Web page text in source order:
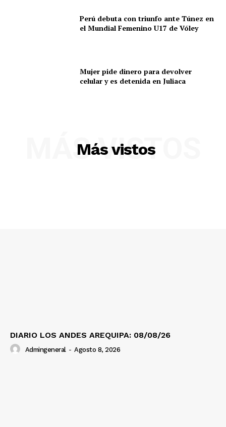
Perú debuta con triunfo ante Túnez en
el Mundial Femenino U17 de Vóley
Mujer pide dinero para devolver
celular y es detenida en Juliaca
Más vistos
MÁS VISTOS
DIARIO LOS ANDES AREQUIPA: 08/08/26
Admingeneral - Agosto 8, 2026